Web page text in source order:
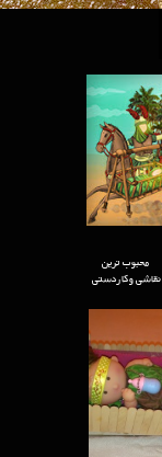
محبوب ترین
نقاشی وکاردستی